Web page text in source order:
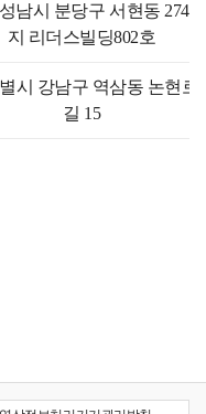
남시 분당구 서현동 274-
지 리더스빌딩802호
시 강남구 역삼동 논현로
길 15